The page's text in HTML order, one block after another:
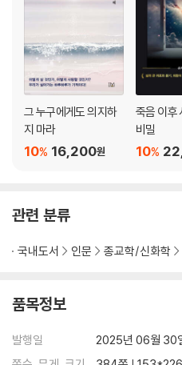
매일 모든 면에서 점점 나아지고 있다
〈시크릿 에피소드 - 제대로 인풋
네 번째 시크릿(Secret) - 비빌 언
나는 스스로 비빌 언덕이 되기로 했다
떠오르는 태양처럼 살아라
원하는 미래를 만드는 데 올인하라
갈망하라, 담대하게 나아가라
내가 변해야 세상도 변한다
진정 행복을 느끼는 일이 무엇인가?
여섯 번째 시크릿(Secret) - 자신이
그 누구에게도 의지하
지 마라
16,200원
10%
죽음 이후
비밀
10%
관련 분류
국내도서 인문 종교학/신화학
품목정보
발행일
2025년 06월 30